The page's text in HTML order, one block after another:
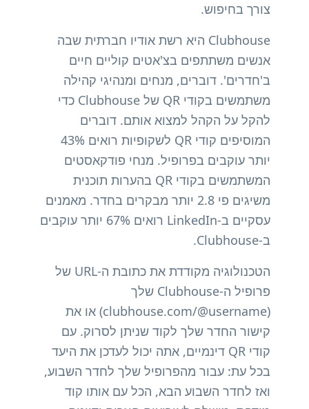
צורך בחיפוש.
Clubhouse היא רשת אודיו חברתית שבה
אנשים משתתפים בצ'אטים קוליים חיים
ב'חדרים'. דוברים, מנחים ומנהיגי קהילה
משתמשים בקודי QR של Clubhouse כדי
להקל על הקהל למצוא אותם. דוברים
המוסיפים קודי QR לשקופיות רואים 43%
יותר עוקבים בפרופיל. מנחי פודקאסטים
המשתמשים בקודי QR בהערות תוכנית
משיגים פי 2.8 יותר מבקרים בחדר. מאמנים
עסקיים ב-LinkedIn רואים 67% יותר עוקבים
ב-Clubhouse.
הטכנולוגיה מקודדת את כתובת ה-URL של
פרופיל ה-Clubhouse שלך
(clubhouse.com/@username) או את
קישור החדר שלך לקוד שניתן לסרוק. עם
קודי QR דינמיים, אתה יכול לעדכן את היעד
בכל עת: עבור מהפרופיל שלך לחדר השבוע,
ואז לחדר השבוע הבא, הכל עם אותו קוד